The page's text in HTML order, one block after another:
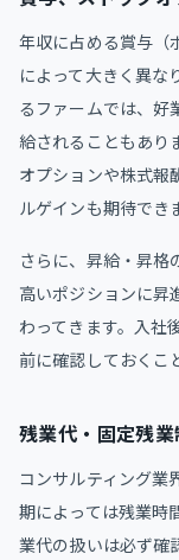
年収に占める賞与（
によって大きく異な
るファームでは、好
給されることもあり
オプションや株式報
ルゲインも期待でき
さらに、昇給・昇格
高いポジションに昇
わってきます。入社
前に確認しておくこ
残業代・固定残
コンサルティング業
期によっては残業時
業代の扱いは必ず確